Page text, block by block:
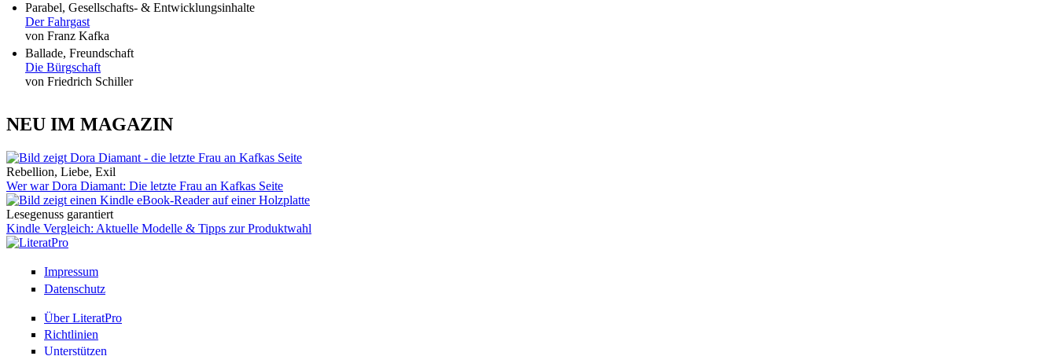
Parabel, Gesellschafts- & Entwicklungsinhalte
Der Fahrgast
von Franz Kafka
Ballade, Freundschaft
Die Bürgschaft
von Friedrich Schiller
NEU IM MAGAZIN
Rebellion, Liebe, Exil
Wer war Dora Diamant: Die letzte Frau an Kafkas Seite
Lesegenuss garantiert
Kindle Vergleich: Aktuelle Modelle & Tipps zur Produktwahl
Impressum
Datenschutz
Über LiteratPro
Richtlinien
Unterstützen